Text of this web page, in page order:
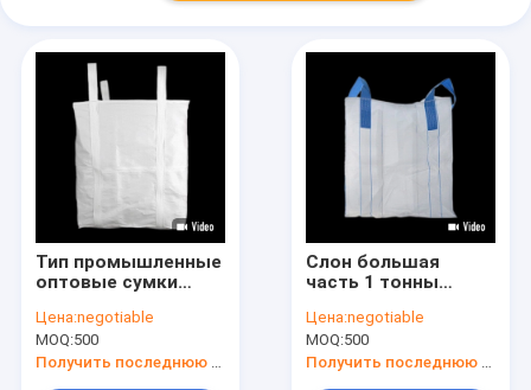
Тип промышленные
оптовые сумки
200g/M2 Thinkness
подвала
Цена:negotiable
MOQ:500
Получить последнюю цену
Слон большая
часть 1 тонны
промышленная
кладет подъем в
мешки верхней
Цена:negotiable
MOQ:500
Получить последнюю цену